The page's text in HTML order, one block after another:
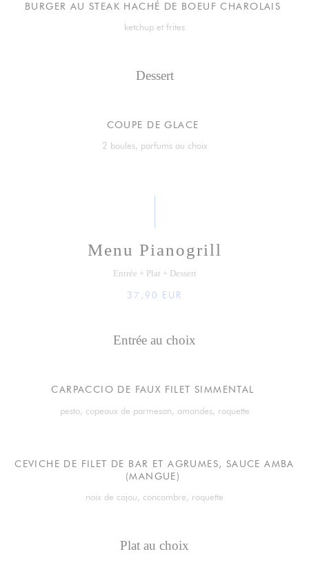
BURGER AU STEAK HACHÉ DE BOEUF CHAROLAIS
ketchup et frites
Dessert
COUPE DE GLACE
2 boules, parfums au choix
Menu Pianogrill
Entrée + Plat + Dessert
37,90 EUR
Entrée au choix
CARPACCIO DE FAUX FILET SIMMENTAL
pesto, copeaux de parmesan, amandes, roquette
CEVICHE DE FILET DE BAR ET AGRUMES, SAUCE AMBA
(MANGUE)
noix de cajou, concombre, roquette
Plat au choix